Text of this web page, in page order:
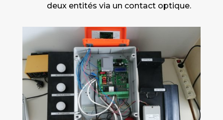
deux entités via un contact optique.